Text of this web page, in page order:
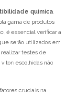
química.
gama de produtos
é essencial verificar a
serão utilizados em
realizar testes de
escolhidas não
cruciais na